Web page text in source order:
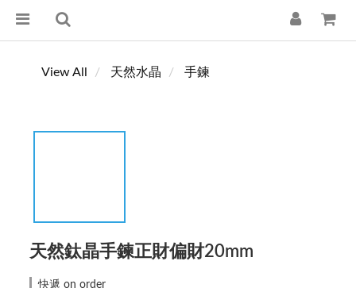
View All 天然水晶 手鍊
天然鈦晶手鍊正財偏財20mm
快遞 on order